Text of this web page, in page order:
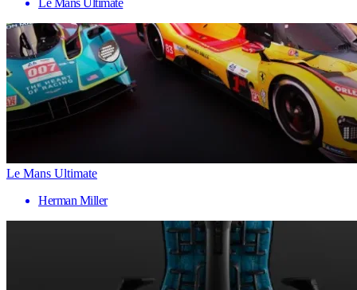
Le Mans Ultimate
Le Mans Ultimate
Herman Miller